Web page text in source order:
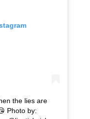
the lies are
Photo by: